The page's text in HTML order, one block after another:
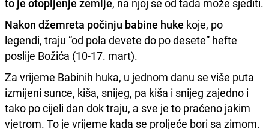
Nakon džemreta počinju babine huke koje, po
legendi, traju “od pola devete do po desete” hefte
poslije Božića (10-17. mart).
Za vrijeme Babinih huka, u jednom danu se više puta
izmijeni sunce, kiša, snijeg, pa kiša i snijeg zajedno i
tako po cijeli dan dok traju, a sve je to praćeno jakim
vjetrom. To je vrijeme kada se proljeće bori sa zimom.